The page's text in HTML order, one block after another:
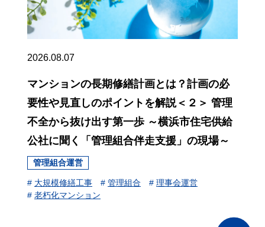
2026.08.07
マンションの長期修繕計画とは？計画の必
要性や見直しのポイントを解説＜２＞ 管理
不全から抜け出す第一歩 ～横浜市住宅供給
公社に聞く「管理組合伴走支援」の現場～
管理組合運営
# 大規模修繕工事 # 管理組合 # 理事会運営
# 老朽化マンション